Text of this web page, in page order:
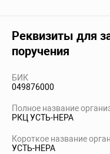
Реквизиты для
поручения
БИК
049876000
Полное название
РКЦ УСТЬ-НЕРА
Короткое название
УСТЬ-НЕРА